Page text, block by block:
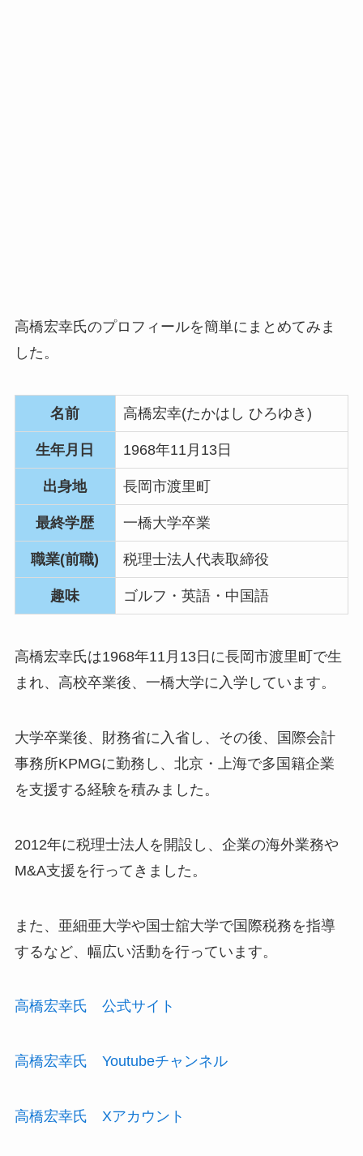
高橋宏幸氏のプロフィールを簡単にまとめてみま
した。
名前 高橋宏幸(たかはし ひろゆき)
生年月日 1968年11月13日
出身地 長岡市渡里町
最終学歴 一橋大学卒業
職業(前職) 税理士法人代表取締役
趣味 ゴルフ・英語・中国語
高橋宏幸氏は1968年11月13日に長岡市渡里町で生
まれ、高校卒業後、一橋大学に入学しています。
大学卒業後、財務省に入省し、その後、国際会計
事務所KPMGに勤務し、北京・上海で多国籍企業
を支援する経験を積みました。
2012年に税理士法人を開設し、企業の海外業務や
M&A支援を行ってきました。
また、亜細亜大学や国士舘大学で国際税務を指導
するなど、幅広い活動を行っています。
高橋宏幸氏 公式サイト
高橋宏幸氏 Youtubeチャンネル
高橋宏幸氏 Xアカウント